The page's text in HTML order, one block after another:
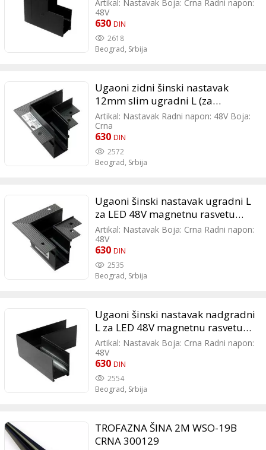
204038
Artikal: Nastavak Boja: Crna Radni napon:
48V
630 DIN
2618
Beograd, Srbija
Ugaoni zidni šinski nastavak
12mm slim ugradni L (za
namestaj) za LED 48V magnetnu
rasvetu 80x80mm 2
Artikal: Nastavak Radni napon: 48V Boja:
Crna
630 DIN
2572
Beograd, Srbija
Ugaoni šinski nastavak ugradni L
za LED 48V magnetnu rasvetu
80x80mm 204036
Artikal: Nastavak Boja: Crna Radni napon:
48V
630 DIN
2535
Beograd, Srbija
Ugaoni šinski nastavak nadgradni
L za LED 48V magnetnu rasvetu
80x80mm 204035
Artikal: Nastavak Boja: Crna Radni napon:
48V
630 DIN
2554
Beograd, Srbija
TROFAZNA ŠINA 2M WSO-19B
CRNA 300129